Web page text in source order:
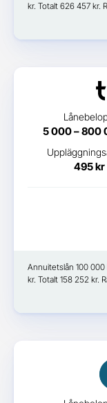
kr. Totalt 626 457 kr.
5 000 – 800
495 kr
Annuitetslån 100
kr. Totalt 158 252 kr.